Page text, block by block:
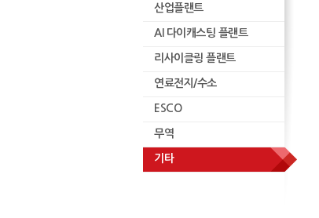
산업플랜트
AI 다이캐스팅 플랜트
AI 다이캐스팅 플랜트
리사이클링 플랜트
리사이클링 플랜트
연료전지/수소
연료전지/수소
ESCO
ESCO
무역
무역
기타